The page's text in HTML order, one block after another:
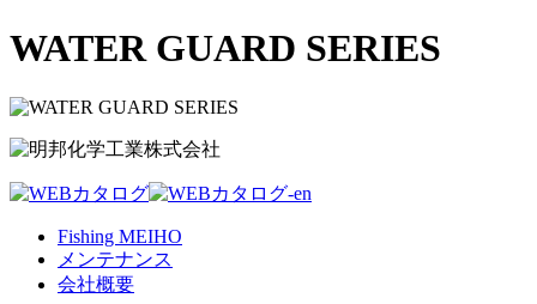
WATER GUARD SERIES
Fishing MEIHO
メンテナンス
会社概要